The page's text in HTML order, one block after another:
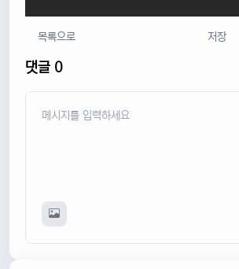
목록으로 저장
댓글 0